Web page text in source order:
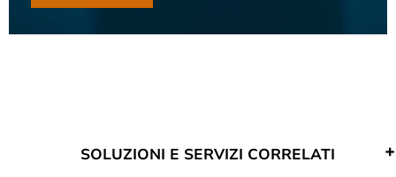
SOLUZIONI E SERVIZI CORRELATI